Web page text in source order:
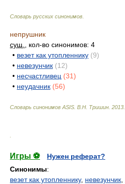
Словарь русских синонимов
непрушник
сущ.
, кол-во синонимов: 4
• везет как утопленнику (9)
• невезунчик (12)
• несчастливец (31)
• неудачник (56)
Словарь синонимов ASIS. В.Н. Тришин 2013
Игры ⚽
Нужен реферат?
Синонимы:
везет как утопленнику, невезунчик